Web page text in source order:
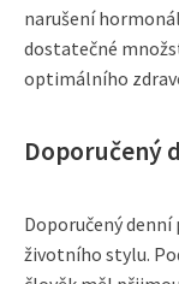
narušení
dostatečné
optimálního
Doporučený
Doporučený
životního stylu.